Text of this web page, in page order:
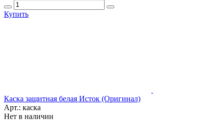
Купить
Каска защитная белая Исток (Оригинал)
Арт.: каска
Нет в наличии